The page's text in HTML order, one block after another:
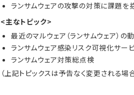
ランサムウェアの攻撃の対策に課題を
<主なトピック>
最近のマルウェア（ランサムウェア）の
ランサムウェア感染リスク可視化サー
ランサムウェア対策総点検
（上記トピックスは予告なく変更される場